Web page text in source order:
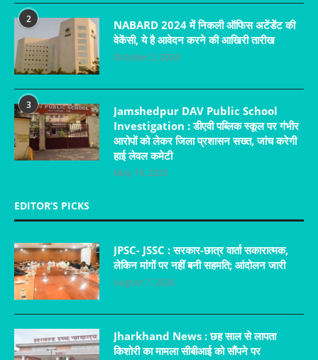
2
NABARD 2024 में निकली ऑफिस अटेंडेंट की
वेकेंसी, ये है आवेदन करने की आखिरी तारीख
October 2, 2024
3
Jamshedpur DAV Public School
Investigation : डीएवी पब्लिक स्कूल पर गंभीर
आरोपों को लेकर जिला प्रशासन सख्त, जांच करेगी
हाई लेवल कमेटी
May 19, 2025
EDITOR’S PICKS
JPSC- JSSC : सरकार-छात्र वार्ता सकारात्मक,
लेकिन मांगों पर नहीं बनी सहमति; आंदोलन जारी
August 7, 2026
Jharkhand News : छह साल से लापता
किशोरी का मामला सीबीआई को सौंपने पर